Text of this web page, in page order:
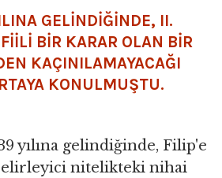
GELİNDİĞİNDE, II.
BİR KARAR OLAN BİR
KAÇINILAMAYACAĞI
KONULMUŞTU.
yılına gelindiğinde, Filip'e
nitelikteki nihai